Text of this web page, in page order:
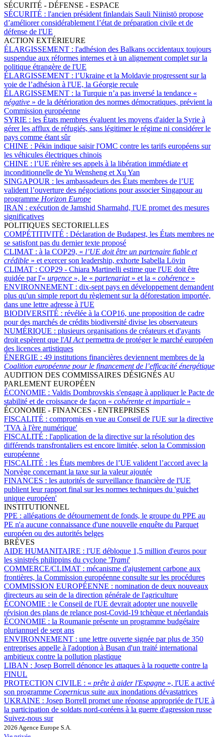
SÉCURITÉ - DÉFENSE - ESPACE
SÉCURITÉ : l'ancien président finlandais Sauli Niinistö propose
d’améliorer considérablement l’état de préparation civile et de
défense de l'UE
ACTION EXTÉRIEURE
ÉLARGISSEMENT : l'adhésion des Balkans occidentaux toujours
suspendue aux réformes internes et à un alignement complet sur la
politique étrangère de l'UE
ÉLARGISSEMENT : l’Ukraine et la Moldavie progressent sur la
voie de l’adhésion à l'UE, la Géorgie recule
ÉLARGISSEMENT : la Turquie n’a pas inversé la tendance «
négative » de la détérioration des normes démocratiques, prévient la
Commission européenne
SYRIE : les États membres évaluent les moyens d'aider la Syrie à
gérer les afflux de réfugiés, sans légitimer le régime ni considérer le
pays comme étant sûr
CHINE : Pékin indique saisir l'OMC contre les tarifs européens sur
les véhicules électriques chinois
CHINE : l’UE réitère ses appels à la libération immédiate et
inconditionnelle de Yu Wensheng et Xu Yan
SINGAPOUR : les ambassadeurs des États membres de l’UE
valident l’ouverture des négociations pour associer Singapour au
programme Horizon Europe
IRAN : exécution de Jamshid Sharmahd, l'UE promet des mesures
significatives
POLITIQUES SECTORIELLES
COMPÉTITIVITÉ : Déclaration de Budapest, les États membres ne
se satisfont pas du dernier texte proposé
CLIMAT : à la COP29, « l’UE doit être un partenaire fiable et
crédible » et exercer son leadership, exhorte Isabella Lövin
CLIMAT : COP29 - Chiara Martinelli estime que l'UE doit être
guidée par l'« urgence », le « partenariat » et la « cohérence »
ENVIRONNEMENT : dix-sept pays en développement demandent
plus qu'un simple report du règlement sur la déforestation importée,
dans une lettre adresse à l'UE
BIODIVERSITÉ : révélée à la COP16, une proposition de cadre
pour des marchés de crédits biodiversité divise les observateurs
NUMÉRIQUE : plusieurs organisations de créateurs et d'ayants
droit espèrent que l'AI Actpermettra de protéger le marché européen
des licences artistiques
ÉNERGIE : 49 institutions financières deviennent membres de la
Coalition européenne pour le financement de l’efficacité énergétique
AUDITION DES COMMISSAIRES DÉSIGNÉS AU
PARLEMENT EUROPÉEN
ÉCONOMIE : Valdis Dombrovskis s'engage à appliquer le Pacte de
stabilité et de croissance de façon « cohérente et impartiale »
ÉCONOMIE - FINANCES - ENTREPRISES
FISCALITÉ : compromis en vue au Conseil de l'UE sur la directive
'TVA à l'ère numérique'
FISCALITÉ : l'application de la directive sur la résolution des
différends transfrontaliers est encore limitée, selon la Commission
européenne
FISCALITÉ : les États membres de l’UE valident l’accord avec la
Norvège concernant la taxe sur la valeur ajoutée
FINANCES : les autorités de surveillance financière de l'UE
publient leur rapport final sur les normes techniques du 'guichet
unique européen'
INSTITUTIONNEL
PPE : allégations de détournement de fonds, le groupe du PPE au
PE n'a aucune connaissance d'une nouvelle enquête du Parquet
européen ou des autorités belges
BRÈVES
AIDE HUMANITAIRE : l'UE débloque 1,5 million d'euros pour
les sinistrés philippins du cyclone 'Trami'
COMMERCE/CLIMAT : mécanisme d'ajustement carbone aux
frontières, la Commission européenne consulte sur les procédures
COMMISSION EUROPÉENNE : nomination de deux nouveaux
directeurs au sein de la direction générale de l'agriculture
ÉCONOMIE : le Conseil de l'UE devrait adopter une nouvelle
révision des plans de relance post-Covid-19 tchèque et néerlandais
ÉCONOMIE : la Roumanie présente un programme budgétaire
pluriannuel de sept ans
ENVIRONNEMENT : une lettre ouverte signée par plus de 350
entreprises appelle à l'adoption à Busan d'un traité international
ambitieux contre la pollution plastique
LIBAN : Josep Borrell dénonce les attaques à la roquette contre la
FINUL
PROTECTION CIVILE : « prête à aider l'Espagne », l'UE a activé
son programme Copernicus suite aux inondations dévastatrices
UKRAINE : Josep Borrell promet une réponse appropriée de l'UE à
la participation de soldats nord-coréens à la guerre d'agression russe
Suivez-nous sur
2026 Agence Europe S.A.